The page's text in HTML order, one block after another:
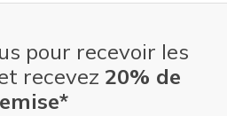
pour recevoir les
recevez 20% de